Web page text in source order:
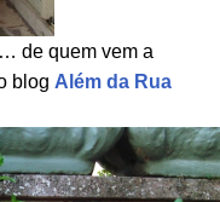
de quem vem a
blog Além da Rua